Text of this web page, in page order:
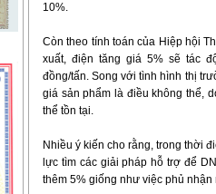
10%.
Còn theo tính toán của Hiệp hội
xuất, điện tăng giá 5% sẽ tác
đồng/tấn. Song với tình hình thị
giá sản phẩm là điều không thể,
thể tồn tại.
Nhiều ý kiến cho rằng, trong thời
lực tìm các giải pháp hỗ trợ để
thêm 5% giống như việc phủ